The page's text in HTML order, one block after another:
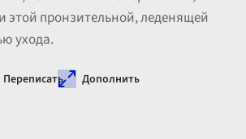
этой пронзительной, леденящей
ухода.
Переписать Дополнить